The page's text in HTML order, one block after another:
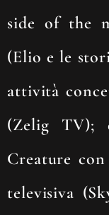
side of the
(Elio e le
attività
(Zelig TV);
Creature
televisiva (